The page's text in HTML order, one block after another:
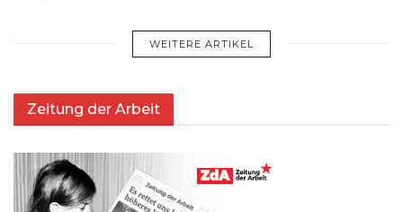
WEITERE ARTIKEL
Zeitung der Arbeit